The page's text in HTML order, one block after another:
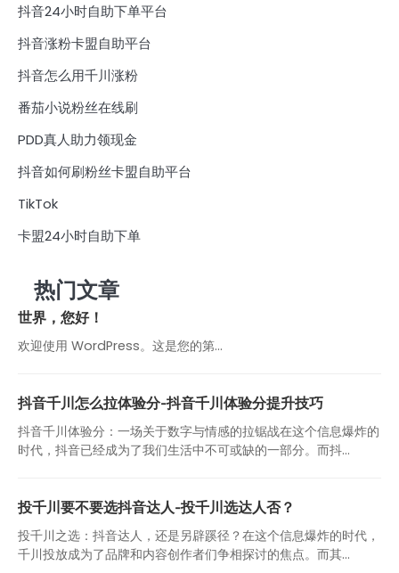
抖音24小时自助下单平台
抖音涨粉卡盟自助平台
抖音怎么用千川涨粉
番茄小说粉丝在线刷
PDD真人助力领现金
抖音如何刷粉丝卡盟自助平台
TikTok
卡盟24小时自助下单
热门文章
世界，您好！
欢迎使用 WordPress。这是您的第…
抖音千川怎么拉体验分-抖音千川体验分提升技巧
抖音千川体验分：一场关于数字与情感的拉锯战在这个信息爆炸的
时代，抖音已经成为了我们生活中不可或缺的一部分。而抖...
投千川要不要选抖音达人-投千川选达人否？
投千川之选：抖音达人，还是另辟蹊径？在这个信息爆炸的时代，
千川投放成为了品牌和内容创作者们争相探讨的焦点。而其...